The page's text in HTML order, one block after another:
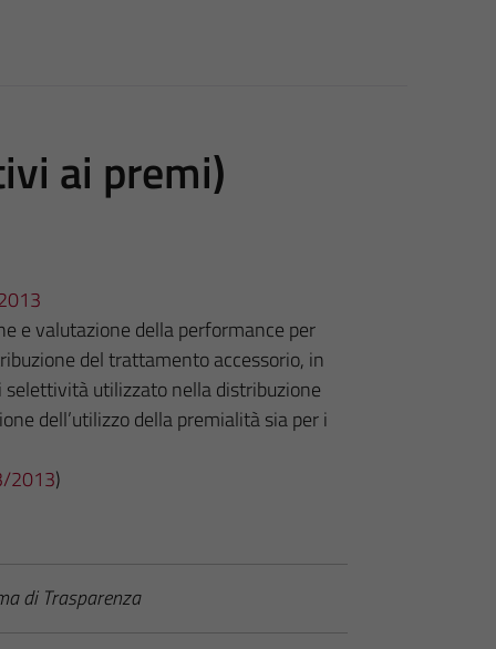
ai premi)
e valutazione della performance per
del trattamento accessorio, in
utilizzato nella distribuzione
dell’utilizzo della premialità sia per i
2013)
di Trasparenza